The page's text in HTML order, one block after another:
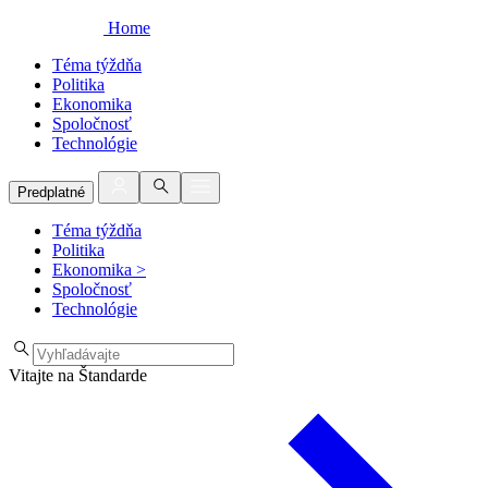
Home
Téma týždňa
Politika
Ekonomika
Spoločnosť
Technológie
Predplatné
Téma týždňa
Politika
Ekonomika >
Spoločnosť
Technológie
Vitajte na Štandarde